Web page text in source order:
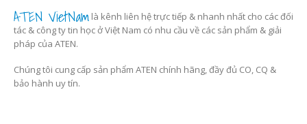
ATEN VietNam là kênh liên hệ trực tiếp & nhanh nhất cho các đối
tác & công ty tin học ở Việt Nam có nhu cầu về các sản phẩm & giải
pháp của ATEN.
Chúng tôi cung cấp sản phẩm ATEN chính hãng, đầy đủ CO, CQ &
bảo hành uy tín.